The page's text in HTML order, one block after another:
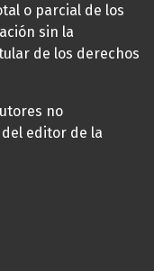
o parcial de los
sin la
de los derechos
no
editor de la